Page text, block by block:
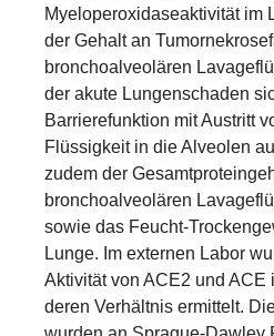
Myeloperoxidaseaktivität im
der Gehalt an
bronchoalveolären
der akute Lungenschaden
Barrierefunktion mit Austritt
Flüssigkeit in die Alveolen
zudem der
bronchoalveolären
sowie das Feucht-
Lunge. Im externen Labor
Aktivität von ACE2 und ACE
deren Verhältnis ermittelt.